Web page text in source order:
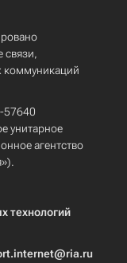
связи,
коммуникаций
57640
унитарное
агентство
технологий